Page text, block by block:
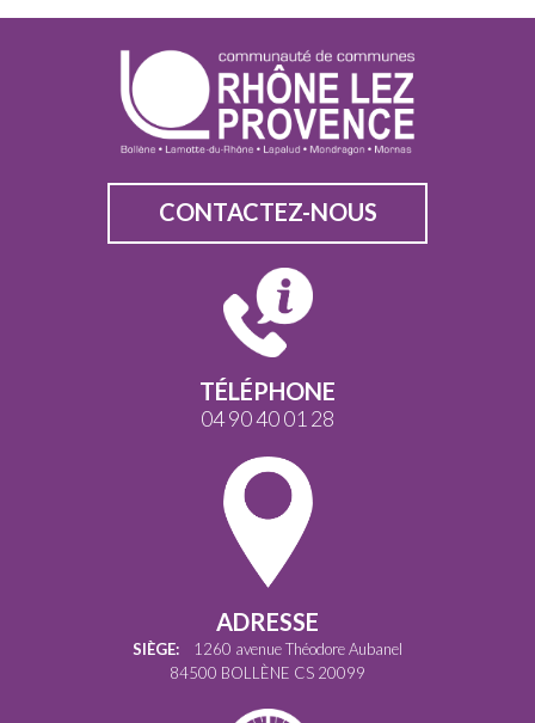
CONTACTEZ-NOUS
TÉLÉPHONE
04 90 40 01 28
ADRESSE
SIÈGE: 1260 avenue Théodore Aubanel
84500 BOLLÈNE CS 20099